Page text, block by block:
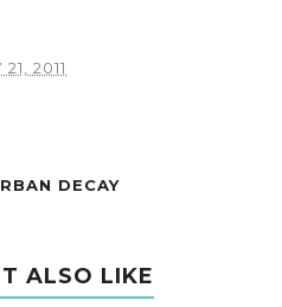
2011
DECAY
ALSO LIKE